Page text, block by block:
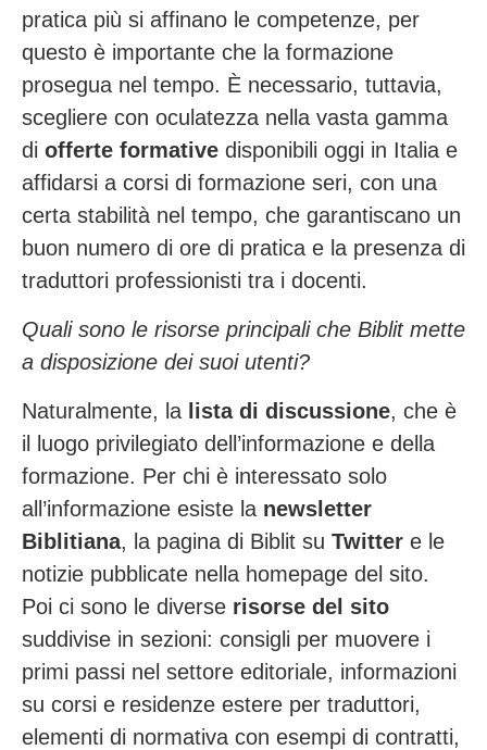
pratica più si affinano le competenze, per
questo è importante che la formazione
prosegua nel tempo. È necessario, tuttavia,
scegliere con oculatezza nella vasta gamma
di offerte formative disponibili oggi in Italia e
affidarsi a corsi di formazione seri, con una
certa stabilità nel tempo, che garantiscano un
buon numero di ore di pratica e la presenza di
traduttori professionisti tra i docenti.
Quali sono le risorse principali che Biblit mette
a disposizione dei suoi utenti?
Naturalmente, la lista di discussione, che è
il luogo privilegiato dell’informazione e della
formazione. Per chi è interessato solo
all’informazione esiste la newsletter
Biblitiana, la pagina di Biblit su Twitter e le
notizie pubblicate nella homepage del sito.
Poi ci sono le diverse risorse del sito
suddivise in sezioni: consigli per muovere i
primi passi nel settore editoriale, informazioni
su corsi e residenze estere per traduttori,
elementi di normativa con esempi di contratti,